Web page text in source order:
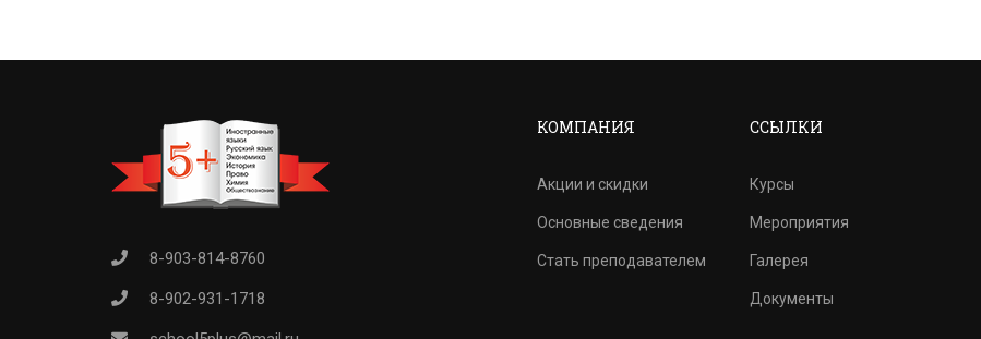
8-903-814-8760
8-902-931-1718
КОМПАНИЯ
Акции и скидки
Основные сведения
Стать преподавателем
ССЫЛКИ
Курсы
Мероприятия
Галерея
Документы